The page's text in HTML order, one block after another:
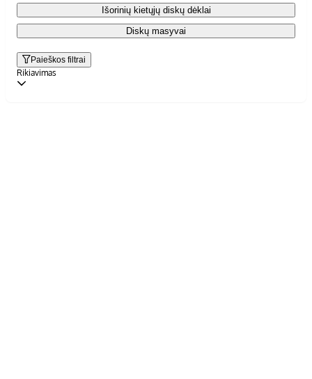
Išorinių kietųjų diskų dėklai
Diskų masyvai
Paieškos filtrai
Rikiavimas